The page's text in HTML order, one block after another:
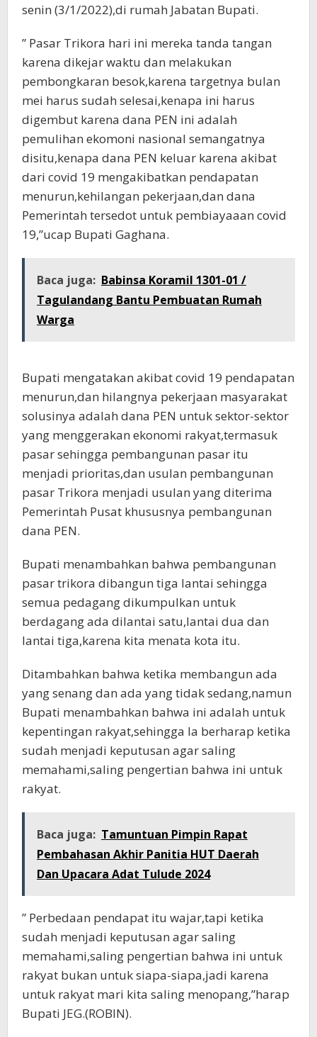
senin (3/1/2022),di rumah Jabatan Bupati.
” Pasar Trikora hari ini mereka tanda tangan
karena dikejar waktu dan melakukan
pembongkaran besok,karena targetnya bulan
mei harus sudah selesai,kenapa ini harus
digembut karena dana PEN ini adalah
pemulihan ekomoni nasional semangatnya
disitu,kenapa dana PEN keluar karena akibat
dari covid 19 mengakibatkan pendapatan
menurun,kehilangan pekerjaan,dan dana
Pemerintah tersedot untuk pembiayaaan covid
19,”ucap Bupati Gaghana.
Baca juga: Babinsa Koramil 1301-01 /
Tagulandang Bantu Pembuatan Rumah
Warga
Bupati mengatakan akibat covid 19 pendapatan
menurun,dan hilangnya pekerjaan masyarakat
solusinya adalah dana PEN untuk sektor-sektor
yang menggerakan ekonomi rakyat,termasuk
pasar sehingga pembangunan pasar itu
menjadi prioritas,dan usulan pembangunan
pasar Trikora menjadi usulan yang diterima
Pemerintah Pusat khususnya pembangunan
dana PEN.
Bupati menambahkan bahwa pembangunan
pasar trikora dibangun tiga lantai sehingga
semua pedagang dikumpulkan untuk
berdagang ada dilantai satu,lantai dua dan
lantai tiga,karena kita menata kota itu.
Ditambahkan bahwa ketika membangun ada
yang senang dan ada yang tidak sedang,namun
Bupati menambahkan bahwa ini adalah untuk
kepentingan rakyat,sehingga Ia berharap ketika
sudah menjadi keputusan agar saling
memahami,saling pengertian bahwa ini untuk
rakyat.
Baca juga: Tamuntuan Pimpin Rapat
Pembahasan Akhir Panitia HUT Daerah
Dan Upacara Adat Tulude 2024
” Perbedaan pendapat itu wajar,tapi ketika
sudah menjadi keputusan agar saling
memahami,saling pengertian bahwa ini untuk
rakyat bukan untuk siapa-siapa,jadi karena
untuk rakyat mari kita saling menopang,”harap
Bupati JEG.(ROBIN).